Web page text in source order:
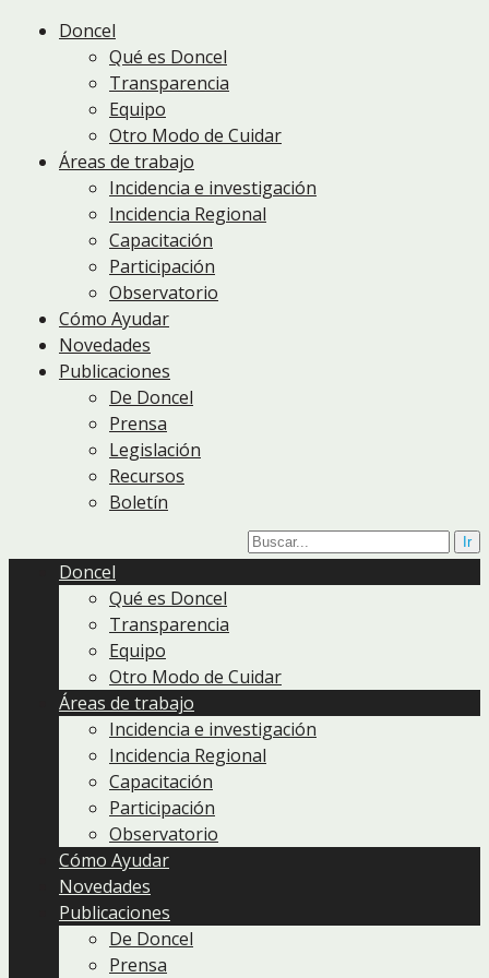
Doncel
Qué es Doncel
Transparencia
Equipo
Otro Modo de Cuidar
Áreas de trabajo
Incidencia e investigación
Incidencia Regional
Capacitación
Participación
Observatorio
Cómo Ayudar
Novedades
Publicaciones
De Doncel
Prensa
Legislación
Recursos
Boletín
Doncel
Qué es Doncel
Transparencia
Equipo
Otro Modo de Cuidar
Áreas de trabajo
Incidencia e investigación
Incidencia Regional
Capacitación
Participación
Observatorio
Cómo Ayudar
Novedades
Publicaciones
De Doncel
Prensa